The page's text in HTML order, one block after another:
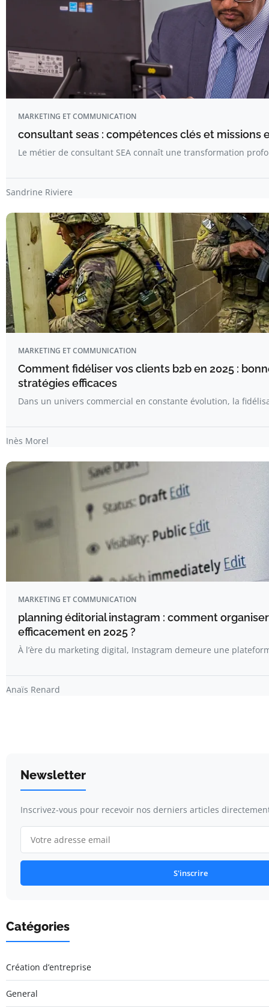
MARKETING ET COMMUNICATION
consultant seas : compétences clés et missions
Le métier de consultant SEA connaît une transformation
Sandrine Riviere
MARKETING ET COMMUNICATION
Comment fidéliser vos clients b2b en 2025 :
stratégies efficaces
Dans un univers commercial en constante évolution, la
Inès Morel
MARKETING ET COMMUNICATION
planning éditorial instagram : comment
efficacement en 2025 ?
À l’ère du marketing digital, Instagram demeure une
Anaïs Renard
Newsletter
Inscrivez-vous pour recevoir nos derniers articles
S'inscrire
Catégories
Création d’entreprise
General